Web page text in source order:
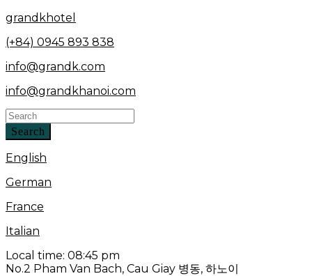
grandkhotel
(+84) 0945 893 838
info@grandk.com
info@grandkhanoi.com
Search
English
German
France
Italian
Local time: 08:45 pm
No.2 Pham Van Bach, Cau Giay 병동, 하노이